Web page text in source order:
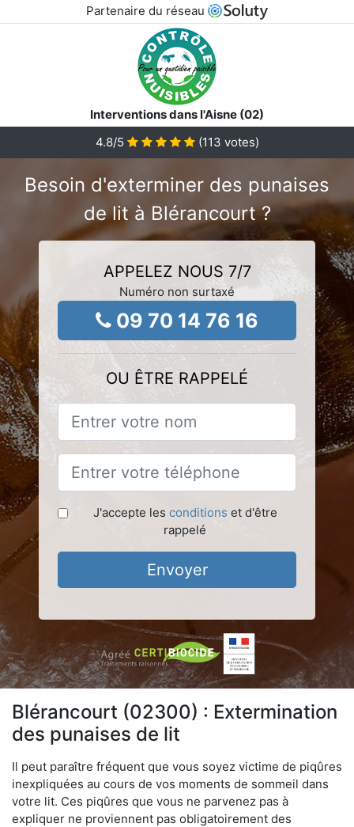
Partenaire du réseau
Interventions dans l'Aisne (02)
4.8/5 (113 votes)
Besoin d'exterminer des punaises
de lit à Blérancourt ?
APPELEZ NOUS 7/7
Numéro non surtaxé
09 70 14 76 16
OU ÊTRE RAPPELÉ
J'accepte les conditions et d'être
rappelé
Envoyer
Blérancourt (02300) : Extermination
des punaises de lit
Il peut paraître fréquent que vous soyez victime de piqûres
inexpliquées au cours de vos moments de sommeil dans
votre lit. Ces piqûres que vous ne parvenez pas à
expliquer ne proviennent pas obligatoirement des